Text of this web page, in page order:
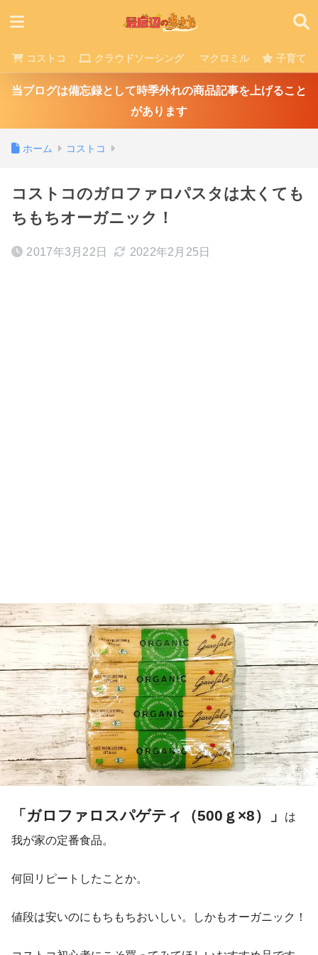
コストコ クラウドソーシング マクロミル 子育て
当ブログは備忘録として時季外れの商品記事を上げること
があります
ホーム コストコ
コストコのガロファロパスタは太くても
ちもちオーガニック！
2017年3月22日 2022年2月25日
「ガロファロスパゲティ（500ｇ×8）」
は
我が家の定番食品。
何回リピートしたことか。
値段は安いのにもちもちおいしい。しかもオーガニック！